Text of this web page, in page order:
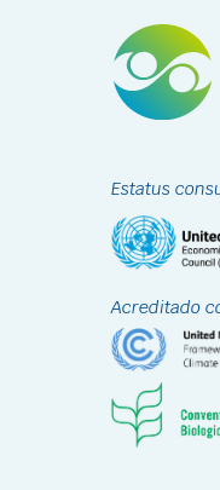
Estatus
Acreditado